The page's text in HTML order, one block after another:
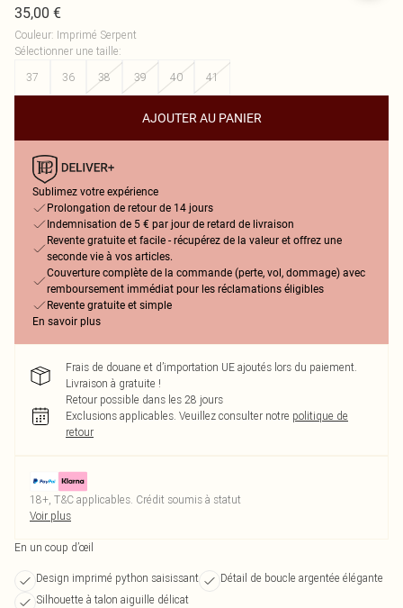
35,00 €
Couleur: Imprimé Serpent
Sélectionner une taille:
37
36 38 39 40 41
AJOUTER AU PANIER
Sublimez votre expérience
Prolongation de retour de 14 jours
Indemnisation de 5 € par jour de retard de livraison
Revente gratuite et facile - récupérez de la valeur et offrez une
seconde vie à vos articles.
Couverture complète de la commande (perte, vol, dommage) avec
remboursement immédiat pour les réclamations éligibles
Revente gratuite et simple
En savoir plus
Frais de douane et d’importation UE ajoutés lors du paiement.
Livraison à gratuite !
Retour possible dans les 28 jours
Exclusions applicables. Veuillez consulter notre politique de
retour
18+, T&C applicables. Crédit soumis à statut
Voir plus
En un coup d’œil
Design imprimé python saisissant
Détail de boucle argentée élégante
Silhouette à talon aiguille délicat